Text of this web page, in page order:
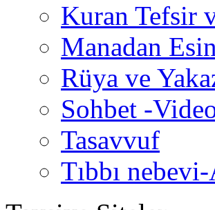
Kuran Tefsir
Manadan
Rüya ve
Sohbet -
Tasavvuf
Tıbbı